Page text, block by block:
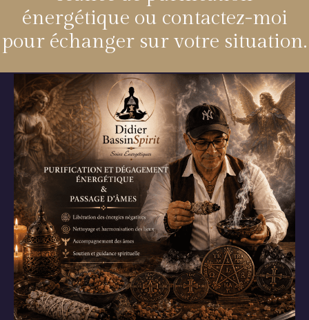
énergétique ou contactez-moi
pour échanger sur votre situation.